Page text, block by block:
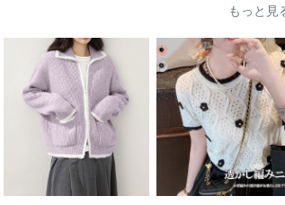
もっと見